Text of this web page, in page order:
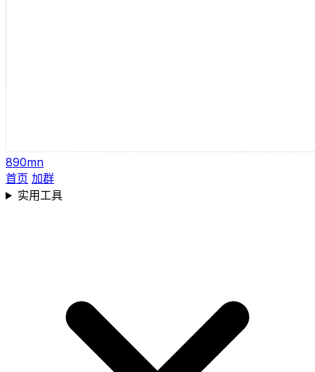
890mn
首页 加群
实用工具